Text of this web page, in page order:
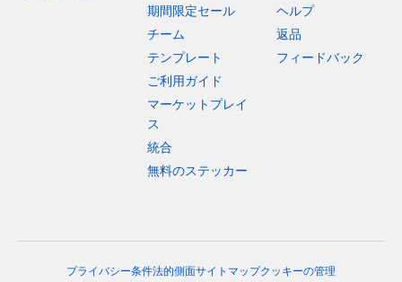
期間限定セール
チーム
テンプレート
ご利用ガイド
マーケットプレイ
ス
統合
無料のステッカー
ヘルプ
返品
フィードバック
プライバシー条件法的側面サイトマップクッキーの管理